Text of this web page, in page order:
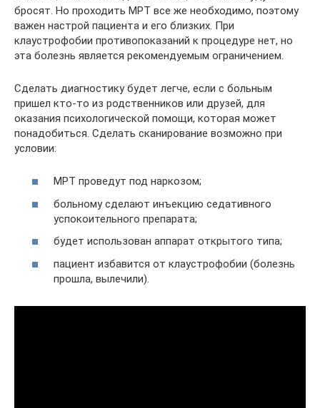
бросят. Но проходить МРТ все же необходимо, поэтому
важен настрой пациента и его близких. При
клаустрофобии противопоказаний к процедуре нет, но
эта болезнь является рекомендуемым ограничением.
Сделать диагностику будет легче, если с больным
пришел кто-то из родственников или друзей, для
оказания психологической помощи, которая может
понадобиться. Сделать сканирование возможно при
условии:
МРТ проведут под наркозом;
больному сделают инъекцию седативного
успокоительного препарата;
будет использован аппарат открытого типа;
пациент избавится от клаустрофобии (болезнь
прошла, вылечили).